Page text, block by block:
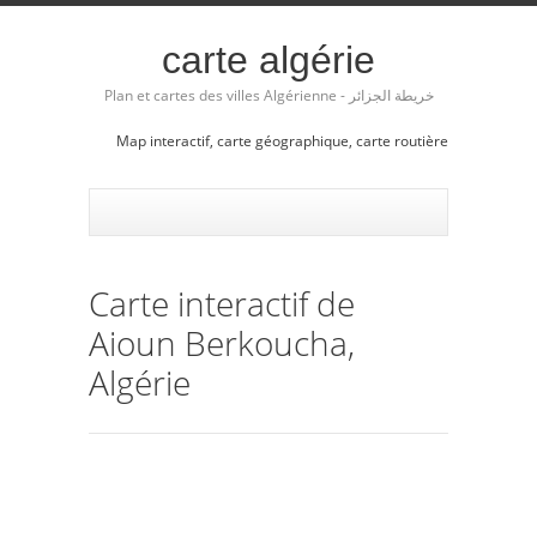
carte algérie
Plan et cartes des villes Algérienne - خريطة الجزائر
Map interactif, carte géographique, carte routière
Carte interactif de
Aioun Berkoucha,
Algérie